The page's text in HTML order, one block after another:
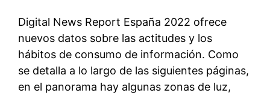
Digital News Report España 2022 ofrece
nuevos datos sobre las actitudes y los
hábitos de consumo de información. Como
se detalla a lo largo de las siguientes páginas,
en el panorama hay algunas zonas de luz,